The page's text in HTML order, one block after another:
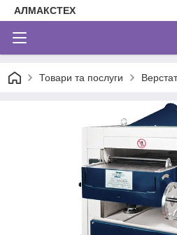
АЛМАКСТЕХ
Товари та послуги